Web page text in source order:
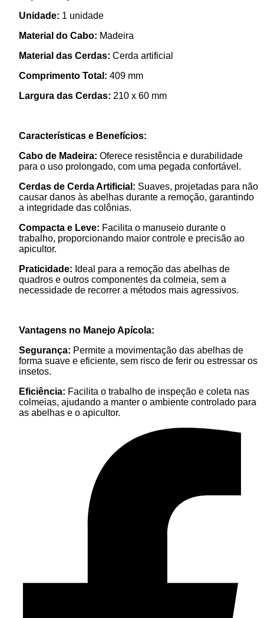
Unidade: 1 unidade
Material do Cabo: Madeira
Material das Cerdas: Cerda artificial
Comprimento Total: 409 mm
Largura das Cerdas: 210 x 60 mm
Características e Benefícios:
Cabo de Madeira: Oferece resistência e durabilidade
para o uso prolongado, com uma pegada confortável.
Cerdas de Cerda Artificial: Suaves, projetadas para não
causar danos às abelhas durante a remoção, garantindo
a integridade das colônias.
Compacta e Leve: Facilita o manuseio durante o
trabalho, proporcionando maior controle e precisão ao
apicultor.
Praticidade: Ideal para a remoção das abelhas de
quadros e outros componentes da colmeia, sem a
necessidade de recorrer a métodos mais agressivos.
Vantagens no Manejo Apícola:
Segurança: Permite a movimentação das abelhas de
forma suave e eficiente, sem risco de ferir ou estressar os
insetos.
Eficiência: Facilita o trabalho de inspeção e coleta nas
colmeias, ajudando a manter o ambiente controlado para
as abelhas e o apicultor.